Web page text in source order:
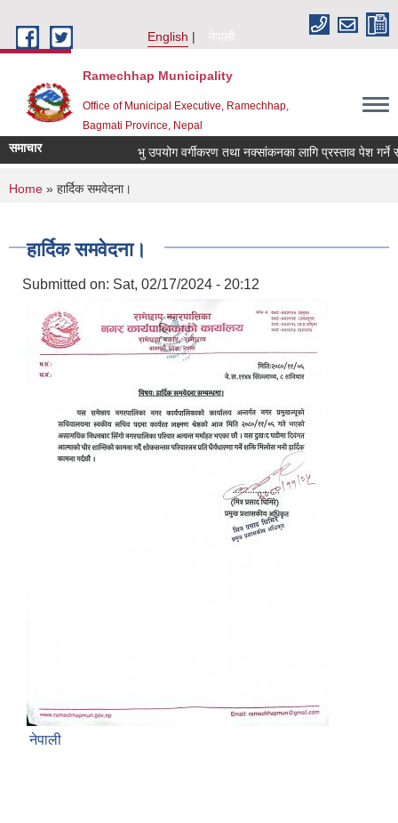
English
नेपाली
Ramechhap Municipality
Office of Municipal Executive, Ramechhap,
Bagmati Province, Nepal
समाचार भु उपयोग वर्गीकरण तथा नक्सांकनका लागि प्रस्ताव पेश गर्ने
You are here
Home » हार्दिक समवेदना।
हार्दिक समवेदना।
Submitted on: Sat, 02/17/2024 - 20:12
नेपाली